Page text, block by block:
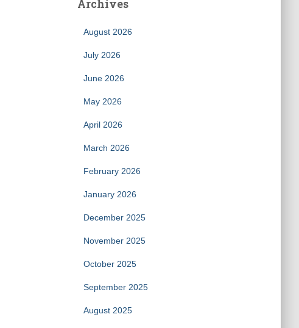
Archives
August 2026
July 2026
June 2026
May 2026
April 2026
March 2026
February 2026
January 2026
December 2025
November 2025
October 2025
September 2025
August 2025